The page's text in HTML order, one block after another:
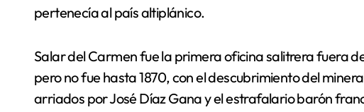
pertenecía al país altiplánico.
Salar del Carmen fue la primera oficina salitrera fuera
pero no fue hasta 1870, con el descubrimiento del
arriados por José Díaz Gana y el estrafalario barón